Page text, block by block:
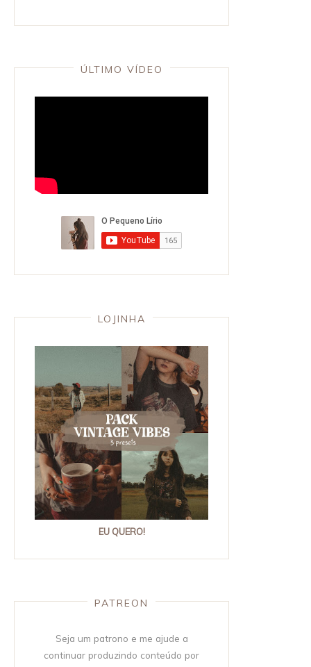
ÚLTIMO VÍDEO
LOJINHA
EU QUERO!
PATREON
Seja um patrono e me ajude a
continuar produzindo conteúdo por